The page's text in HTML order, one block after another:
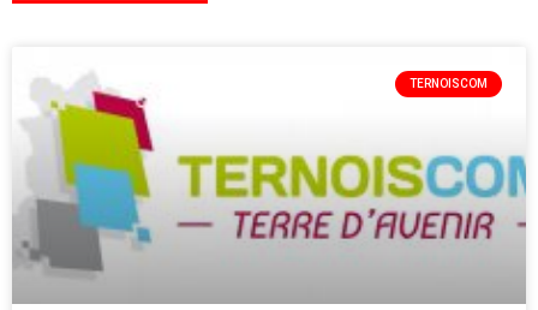
TERNOISCOM